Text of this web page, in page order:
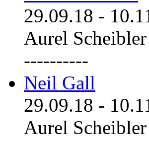
29.09.18 -
Aurel
----------
Neil Gall
29.09.18 -
Aurel